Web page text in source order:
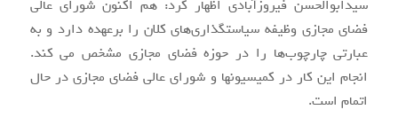
سیدابوالحسن فیروزآبادی اظهار کرد: هم اکنون شورای عالی
فضای مجازی وظیفه سیاستگذاری‌های کلان را برعهده دارد و به
عبارتی چارچوب‌ها را در حوزه فضای مجازی مشخص می کند.
انجام این کار در کمیسیونها و شورای عالی فضای مجازی در حال
اتمام است.